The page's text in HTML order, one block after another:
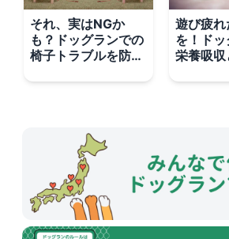
それ、実はNGか
も？ドッグランでの
椅子トラブルを防ぐ
遊び疲
を！ド
栄養吸収